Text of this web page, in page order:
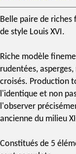
Belle paire de riches
de style Louis XVI.
Riche modèle
rudentées,
croisés. Production
l'identique et non
l'observer
ancienne du milieu
Constitués de 5